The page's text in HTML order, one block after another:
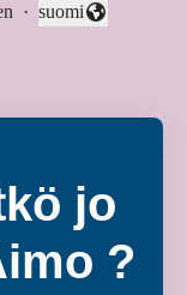
·
Vaihda kieli
suomi
jo
?